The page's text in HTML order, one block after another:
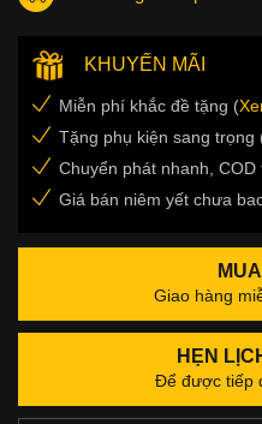
KHUYẾN MÃI
Miễn phí khắc đề tặng (
Tặng phụ kiện sang trọng
Chuyển phát nhanh,
Giá bán niêm yết chưa
Giao hàng
HẸN
Để được tiếp